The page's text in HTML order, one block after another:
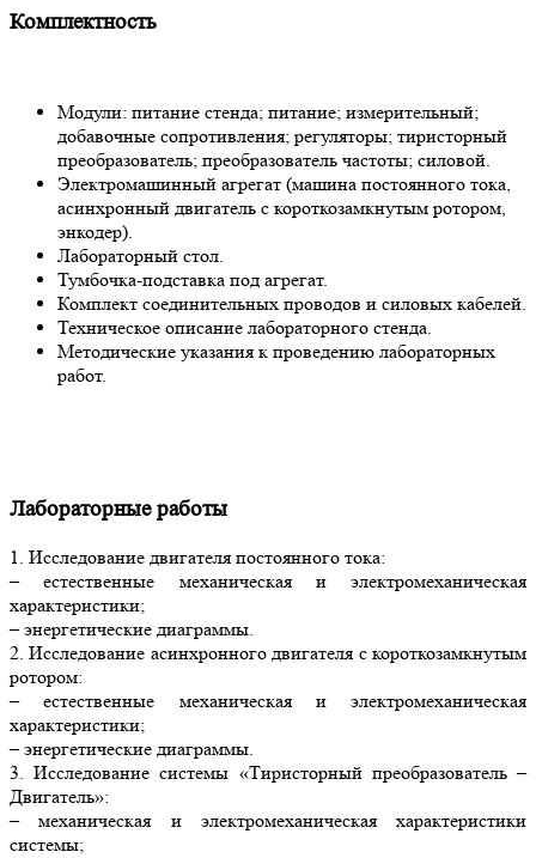
Комплектность
Модули: питание стенда; питание; измерительный;
добавочные сопротивления; регуляторы; тиристорный
преобразователь; преобразователь частоты; силовой.
Электромашинный агрегат (машина постоянного тока,
асинхронный двигатель с короткозамкнутым ротором,
энкодер).
Лабораторный стол.
Тумбочка-подставка под агрегат.
Комплект соединительных проводов и силовых кабелей.
Техническое описание лабораторного стенда.
Методические указания к проведению лабораторных
работ.
Лабораторные работы
1. Исследование двигателя постоянного тока:
– естественные механическая и электромеханическая
характеристики;
– энергетические диаграммы.
2. Исследование асинхронного двигателя с короткозамкнутым
ротором:
– естественные механическая и электромеханическая
характеристики;
– энергетические диаграммы.
3. Исследование системы «Тиристорный преобразователь –
Двигатель»:
– механическая и электромеханическая характеристики
системы;